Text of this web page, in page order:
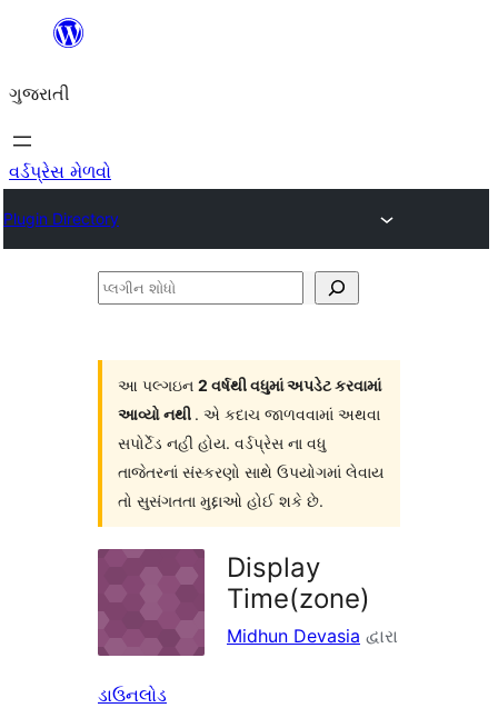
કંટેન્ટ(લખાણ)
જાઓ
ગુજરાતી
વર્ડપ્રેસ મેળવો
Plugin Directory
પ્લગીન
આ પલ્ગઇન 2 વર્ષથી વધુમાં અપડેટ કરવામાં
આવ્યો નથી . એ કદાચ જાળવવામાં અથવા
સપોર્ટેડ નહી હોય. વર્ડપ્રેસ ના વધુ
તાજેતરનાં સંસ્કરણો સાથે ઉપયોગમાં લેવાય
તો સુસંગતતા મુદ્દાઓ હોઈ શકે છે.
Display
Time(zone)
Midhun Devasia દ્વારા
ડાઉનલોડ